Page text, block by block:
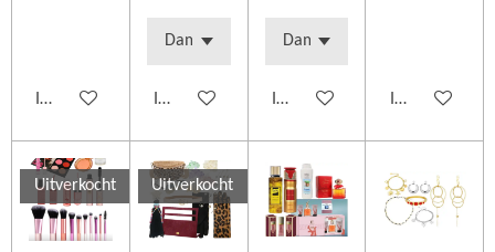
In winkelwagen In winkelwagen In winkelwagen In
Uitverkocht Uitverkocht